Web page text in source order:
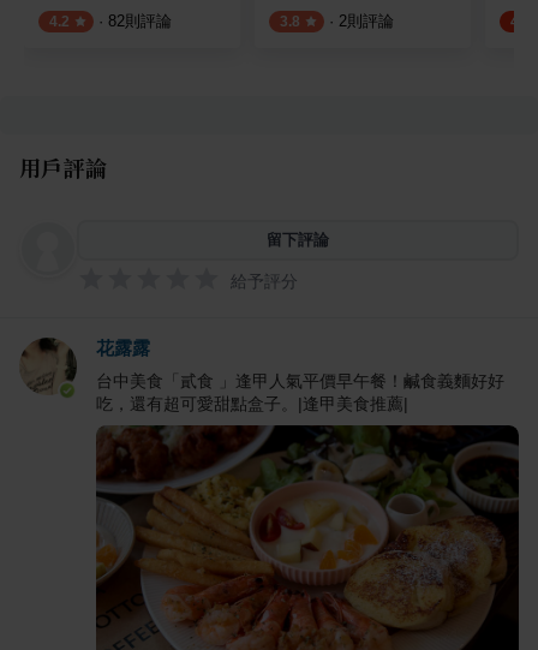
4.2 · 82則評論 3.8 · 2則評論 4.5
用戶評論
留下評論
給予評分
花露露
台中美食「貳食 」逢甲人氣平價早午餐！鹹食義麵好好
吃，還有超可愛甜點盒子。|逢甲美食推薦|